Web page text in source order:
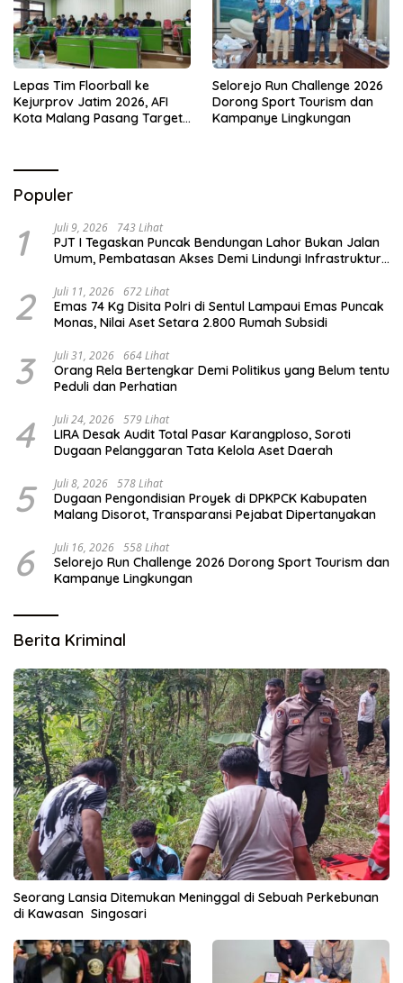
Lepas Tim Floorball ke
Kejurprov Jatim 2026, AFI
Kota Malang Pasang Target
Selorejo Run Challenge 2026
Dorong Sport Tourism dan
Kampanye Lingkungan
Populer
1 Juli 9, 2026 743 Lihat
PJT I Tegaskan Puncak Bendungan Lahor Bukan Jalan
Umum, Pembatasan Akses Demi Lindungi Infrastruktur
2 Juli 11, 2026 672 Lihat
Emas 74 Kg Disita Polri di Sentul Lampaui Emas Puncak
Monas, Nilai Aset Setara 2.800 Rumah Subsidi
3 Juli 31, 2026 664 Lihat
Orang Rela Bertengkar Demi Politikus yang Belum tentu
Peduli dan Perhatian
4 Juli 24, 2026 579 Lihat
LIRA Desak Audit Total Pasar Karangploso, Soroti
Dugaan Pelanggaran Tata Kelola Aset Daerah
5 Juli 8, 2026 578 Lihat
Dugaan Pengondisian Proyek di DPKPCK Kabupaten
Malang Disorot, Transparansi Pejabat Dipertanyakan
6 Juli 16, 2026 558 Lihat
Selorejo Run Challenge 2026 Dorong Sport Tourism dan
Kampanye Lingkungan
Berita Kriminal
Seorang Lansia Ditemukan Meninggal di Sebuah Perkebunan
di Kawasan Singosari